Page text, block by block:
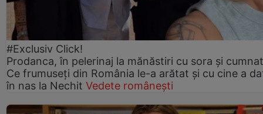
#Exclusiv Click!
Prodanca, în pelerinaj la mănăstiri cu sora și
Ce frumuseți din România le-a arătat și cu cine a
în nas la Nechit Vedete românești